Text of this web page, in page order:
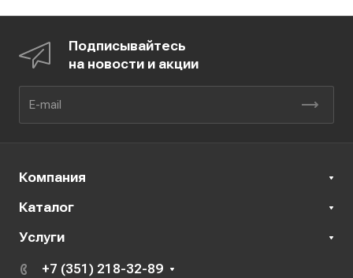
Подписывайтесь
на новости и акции
Компания
Каталог
Услуги
+7 (351) 218-32-89